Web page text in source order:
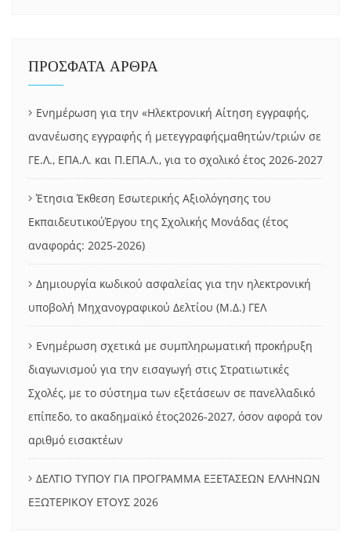
ΠΡΟΣΦΑΤΑ ΑΡΘΡΑ
Ενημέρωση για την «Ηλεκτρονική Αίτηση εγγραφής,
ανανέωσης εγγραφής ή μετεγγραφήςμαθητών/τριών σε
ΓΕ.Λ., ΕΠΑ.Λ. και Π.ΕΠΑ.Λ., για το σχολικό έτος 2026-2027
Έτησια Έκθεση Εσωτερικής Αξιολόγησης του
ΕκπαιδευτικούΈργου της Σχολικής Μονάδας (έτος
αναφοράς: 2025-2026)
Δημιουργία κωδικού ασφαλείας για την ηλεκτρονική
υποβολή Μηχανογραφικού Δελτίου (Μ.Δ.) ΓΕΛ
Ενημέρωση σχετικά με συμπληρωματική προκήρυξη
διαγωνισμού για την εισαγωγή στις Στρατιωτικές
Σχολές, με το σύστημα των εξετάσεων σε πανελλαδικό
επίπεδο, το ακαδημαϊκό έτος2026-2027, όσον αφορά τον
αριθμό εισακτέων
ΔΕΛΤΙΟ ΤΥΠΟΥ ΓΙΑ ΠΡΟΓΡΑΜΜΑ ΕΞΕΤΑΣΕΩΝ ΕΛΛΗΝΩΝ
ΕΞΩΤΕΡΙΚΟΥ ΕΤΟΥΣ 2026